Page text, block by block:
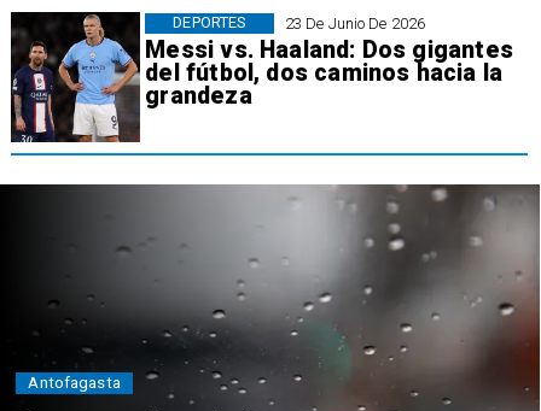
23 De Junio De 2026
Messi vs. Haaland: Dos gigantes
del fútbol, dos caminos hacia la
grandeza
DEPORTES
Antofagasta